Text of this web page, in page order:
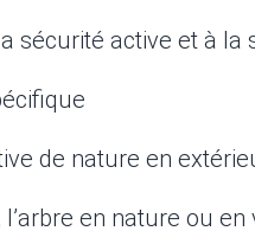
sécurité active et à la
de nature en
en nature ou